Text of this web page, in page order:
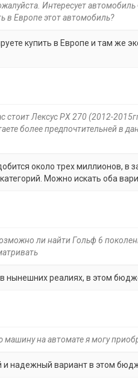
Интересует
в Европе этот автомобиль?
купить в Европе и там же
стоит Лексус РХ 270 (2012-
более предпочтительней в
около трех миллионов, в
Можно искать оба
ли найти Гольф 6
нынешних реалиях, в этом
на автомате я могу
надежный вариант в этом